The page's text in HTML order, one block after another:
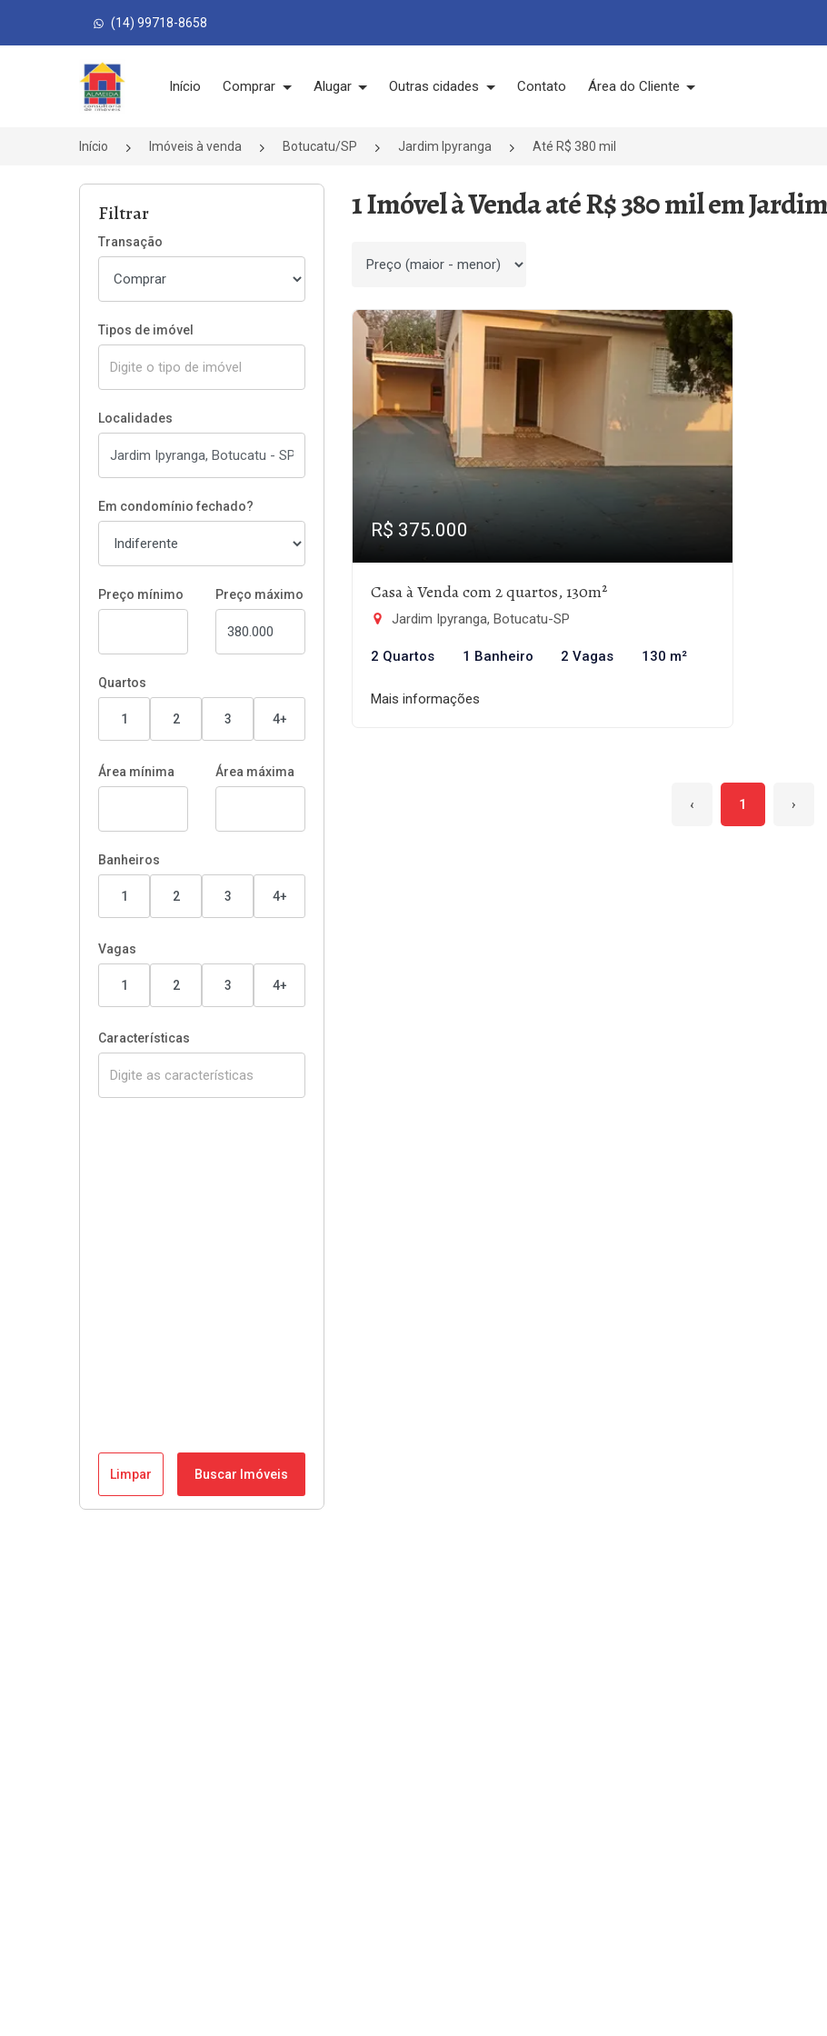
(14) 99718-8658
Página inicial
Início Comprar Alugar Outras cidades Contato Área do Cliente
Início Imóveis à venda Botucatu/SP Jardim Ipyranga Até R$ 380 mil
Filtrar
Transação
Tipos de imóvel
Localidades
Em condomínio fechado?
Preço mínimo Preço máximo
Quartos
1 2 3 4+
Área mínima Área máxima
Banheiros
1 2 3 4+
Vagas
1 2 3 4+
Características
Limpar Buscar Imóveis
1 Imóvel à Venda até R$ 380 mil em
Ordenar por
R$ 375.000
Casa à Venda com 2 quartos, 130m²
Jardim Ipyranga, Botucatu-SP
2 Quartos 1 Banheiro 2 Vagas 130 m²
Mais informações
‹ 1 ›